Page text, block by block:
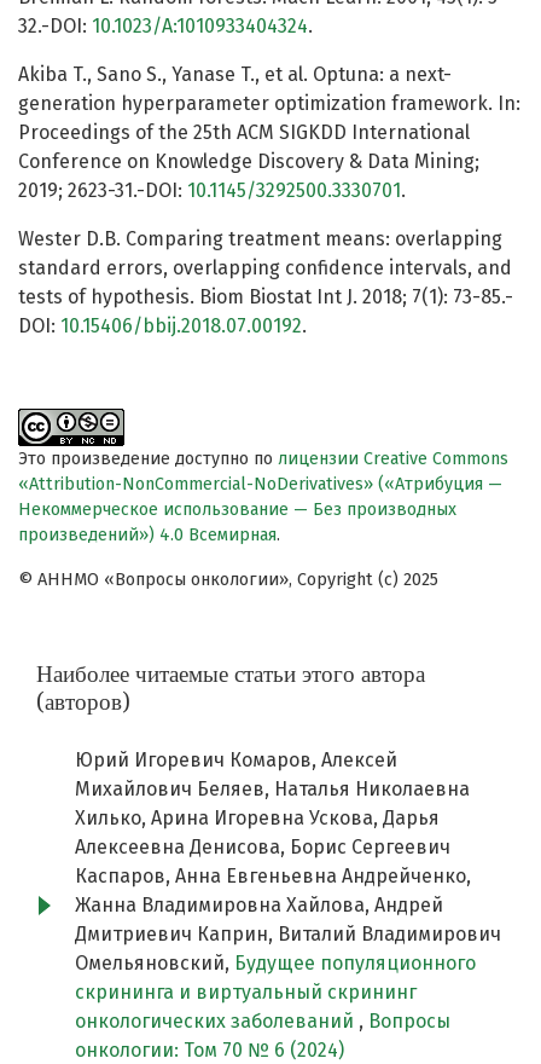
32.-DOI: 10.1023/A:1010933404324.
Akiba T., Sano S., Yanase T., et al. Optuna: a next-
generation hyperparameter optimization framework. In:
Proceedings of the 25th ACM SIGKDD International
Conference on Knowledge Discovery & Data Mining;
2019; 2623-31.-DOI: 10.1145/3292500.3330701 .
Wester D.B. Comparing treatment means: overlapping
standard errors, overlapping confidence intervals, and
tests of hypothesis. Biom Biostat Int J. 2018; 7(1): 73-85.-
DOI: 10.15406/bbij.2018.07.00192.
Это произведение доступно по лицензии Creative Commons
«Attribution-NonCommercial-NoDerivatives» («Атрибуция —
Некоммерческое использование — Без производных
произведений») 4.0 Всемирная.
© АННМО «Вопросы онкологии», Copyright (c) 2025
Наиболее читаемые статьи этого автора
(авторов)
Юрий Игоревич Комаров, Алексей
Михайлович Беляев, Наталья Николаевна
Хилько, Арина Игоревна Ускова, Дарья
Алексеевна Денисова, Борис Сергеевич
Каспаров, Анна Евгеньевна Андрейченко,
Жанна Владимировна Хайлова, Андрей
Дмитриевич Каприн, Виталий Владимирович
Омельяновский, Будущее популяционного
скрининга и виртуальный скрининг
онкологических заболеваний , Вопросы
онкологии: Том 70 № 6 (2024)